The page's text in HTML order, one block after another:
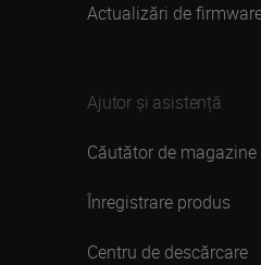
Actualizări de
Ajutor și asistență
Căutător de magazine
Înregistrare produs
Centru de descărcare